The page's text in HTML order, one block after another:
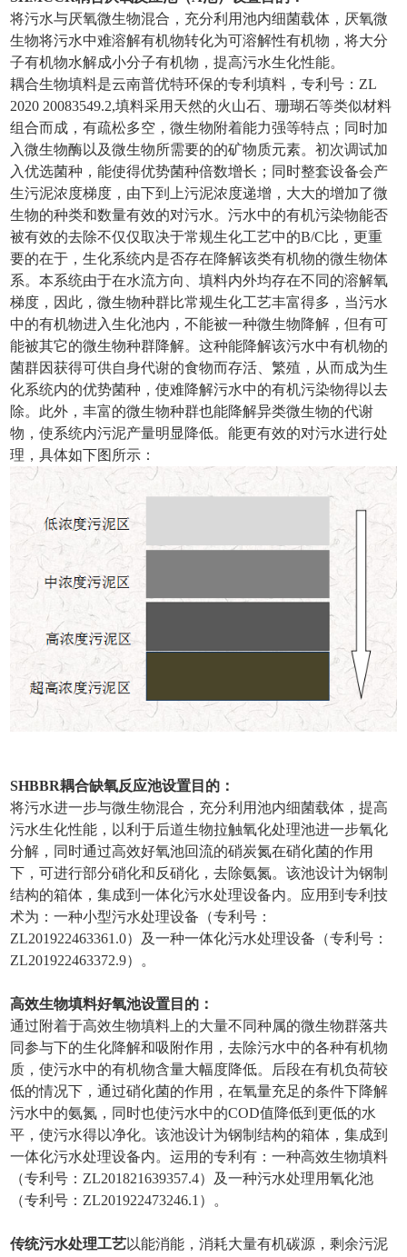
将污水与厌氧微生物混合，充分利用池内细菌载体，厌氧微
生物将污水中难溶解有机物转化为可溶解性有机物，将大分
子有机物水解成小分子有机物，提高污水生化性能。
耦合生物填料是云南普优特环保的专利填料，专利号：ZL
2020 20083549.2,填料采用天然的火山石、珊瑚石等类似材料
组合而成，有疏松多空，微生物附着能力强等特点；同时加
入微生物酶以及微生物所需要的的矿物质元素。初次调试加
入优选菌种，能使得优势菌种倍数增长；同时整套设备会产
生污泥浓度梯度，由下到上污泥浓度递增，大大的增加了微
生物的种类和数量有效的对污水。污水中的有机污染物能否
被有效的去除不仅仅取决于常规生化工艺中的B/C比，更重
要的在于，生化系统内是否存在降解该类有机物的微生物体
系。本系统由于在水流方向、填料内外均存在不同的溶解氧
梯度，因此，微生物种群比常规生化工艺丰富得多，当污水
中的有机物进入生化池内，不能被一种微生物降解，但有可
能被其它的微生物种群降解。这种能降解该污水中有机物的
菌群因获得可供自身代谢的食物而存活、繁殖，从而成为生
化系统内的优势菌种，使难降解污水中的有机污染物得以去
除。此外，丰富的微生物种群也能降解异类微生物的代谢
物，使系统内污泥产量明显降低。能更有效的对污水进行处
理，具体如下图所示：
SHBBR耦合缺氧反应池设置目的：
将污水进一步与微生物混合，充分利用池内细菌载体，提高
污水生化性能，以利于后道生物拉触氧化处理池进一步氧化
分解，同时通过高效好氧池回流的硝炭氮在硝化菌的作用
下，可进行部分硝化和反硝化，去除氨氮。该池设计为钢制
结构的箱体，集成到一体化污水处理设备内。应用到专利技
术为：一种小型污水处理设备（专利号：
ZL201922463361.0）及一种一体化污水处理设备（专利号：
ZL201922463372.9）。
高效生物填料好氧池设置目的：
通过附着于高效生物填料上的大量不同种属的微生物群落共
同参与下的生化降解和吸附作用，去除污水中的各种有机物
质，使污水中的有机物含量大幅度降低。后段在有机负荷较
低的情况下，通过硝化菌的作用，在氧量充足的条件下降解
污水中的氨氮，同时也使污水中的COD值降低到更低的水
平，使污水得以净化。该池设计为钢制结构的箱体，集成到
一体化污水处理设备内。运用的专利有：一种高效生物填料
（专利号：ZL201821639357.4）及一种污水处理用氧化池
（专利号：ZL201922473246.1）。
传统污水处理工艺以能消能，消耗大量有机碳源，剩余污泥